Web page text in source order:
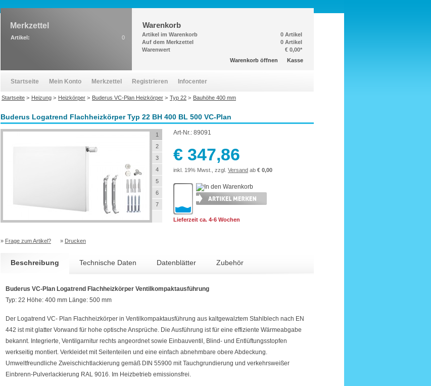
Buderus Logatrend Flachheizkörper Typ 22 BH 400 BL 500 VC-Plan
1
2
3
4
5
6
7
Art-Nr.: 89091
€ 347,86
inkl. 19% Mwst., zzgl. Versand ab € 0,00
Lieferzeit ca. 4-6 Wochen
» Frage zum Artikel? » Drucken
Beschreibung Technische Daten Datenblätter Zubehör
Buderus VC-Plan Logatrend Flachheizkörper Ventilkompaktausführung
Typ: 22 Höhe: 400 mm Länge: 500 mm
Der Logatrend VC- Plan Flachheizkörper in Ventilkompaktausführung aus kaltgewalztem Stahlblech nach EN
442 ist mit glatter Vorwand für hohe optische Ansprüche. Die Ausführung ist für eine effiziente Wärmeabgabe
bekannt. Integrierte, Ventilgarnitur rechts angeordnet sowie Einbauventil, Blind- und Entlüftungsstopfen
werkseitig montiert. Verkleidet mit Seitenteilen und eine einfach abnehmbare obere Abdeckung.
Umweltfreundliche Zweischichtlackierung gemäß DIN 55900 mit Tauchgrundierung und verkehrsweißer
Einbrenn-Pulverlackierung RAL 9016. Im Heizbetrieb emissionsfrei.
Merkzettel
Artikel: 0
Warenkorb
Artikel im Warenkorb
0 Artikel
Auf dem Merkzettel
0 Artikel
Warenwert
€ 0,00*
Warenkorb öffnen
Kasse
Startseite Mein Konto Merkzettel Registrieren Infocenter
Startseite > Heizung > Heizkörper > Buderus VC-Plan Heizkörper > Typ 22 > Bauhöhe 400 mm